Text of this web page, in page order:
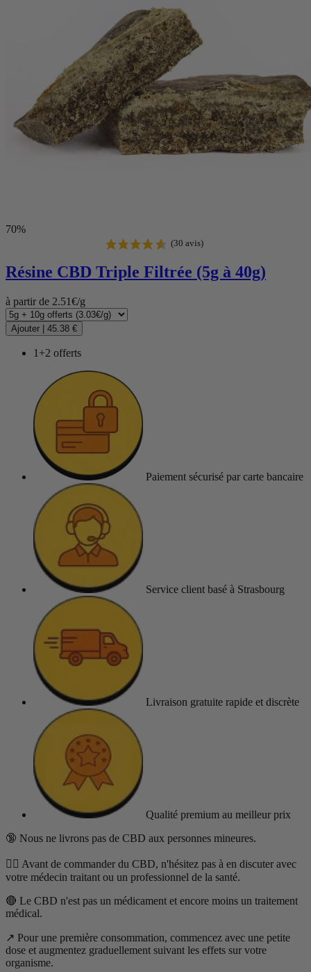
70%
Résine CBD Triple Filtrée (5g à 40g)
à partir de 2.51€/g
Ajouter 45.38 €
1+2 offerts
Paiement sécurisé par carte bancaire
Service client basé à Strasbourg
Livraison gratuite rapide et discrète
Qualité premium au meilleur prix
🔞 Nous ne livrons pas de CBD aux personnes mineures.
👨‍⚕️ Avant de commander du CBD, n'hésitez pas à en discuter avec
votre médecin traitant ou un professionnel de la santé.
🔴 Le CBD n'est pas un médicament et encore moins un traitement
médical.
↗️ Pour une première consommation, commencez avec une petite
dose et augmentez graduellement suivant les effets sur votre
organisme.